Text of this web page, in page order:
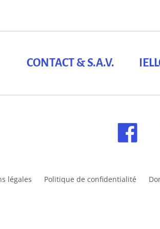
CONTACT & S.A.V.
légales Politique de confidentialité